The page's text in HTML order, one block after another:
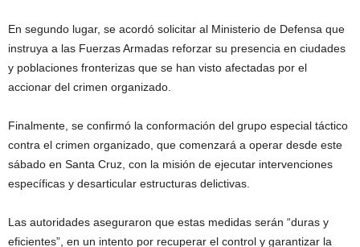
En segundo lugar, se acordó solicitar al Ministerio de Defensa que
instruya a las Fuerzas Armadas reforzar su presencia en ciudades
y poblaciones fronterizas que se han visto afectadas por el
accionar del crimen organizado.
Finalmente, se confirmó la conformación del grupo especial táctico
contra el crimen organizado, que comenzará a operar desde este
sábado en Santa Cruz, con la misión de ejecutar intervenciones
específicas y desarticular estructuras delictivas.
Las autoridades aseguraron que estas medidas serán “duras y
eficientes”, en un intento por recuperar el control y garantizar la